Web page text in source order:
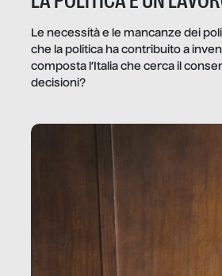
Le necessità e le mancanze dei
che la politica ha contribuito a
composta l’Italia che cerca il
decisioni?